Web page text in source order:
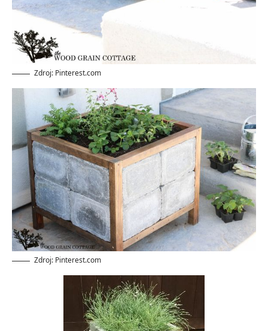
Zdroj: Pinterest.com
Zdroj: Pinterest.com